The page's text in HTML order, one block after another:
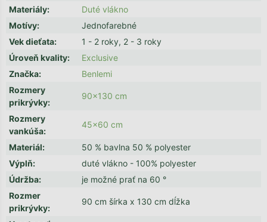
Materiály:
Duté vlákno
Motívy:
Jednofarebné
Vek dieťata:
1 - 2 roky, 2 - 3 roky
Úroveň kvality:
Exclusive
Značka:
Benlemi
Rozmery
prikrývky:
90x130 cm
Rozmery
vankúša:
45x60 cm
Materiál:
50 % bavlna 50 % polyester
Výplň:
duté vlákno - 100% polyester
Údržba:
je možné prať na 60 °
Rozmer
prikrývky:
90 cm šírka x 130 cm dĺžka